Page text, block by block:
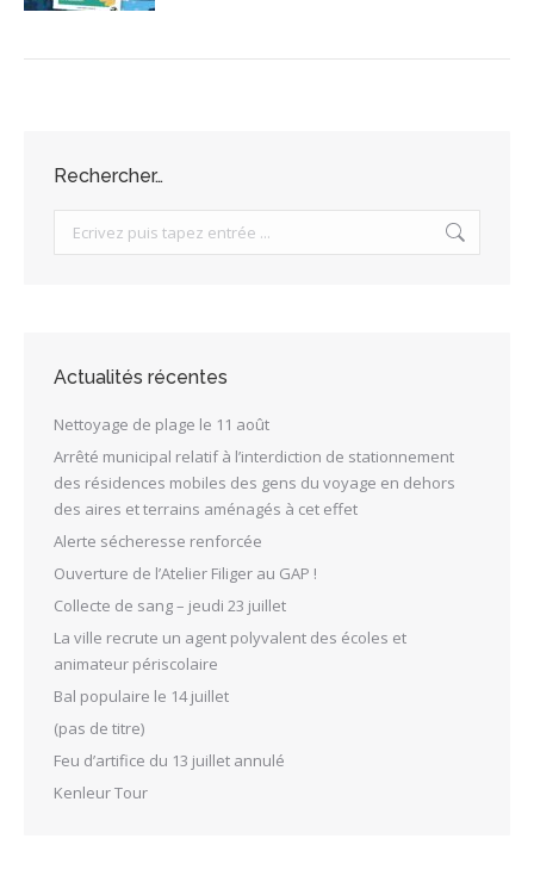
Rechercher…
Search:
Actualités récentes
Nettoyage de plage le 11 août
Arrêté municipal relatif à l’interdiction de stationnement
des résidences mobiles des gens du voyage en dehors
des aires et terrains aménagés à cet effet
Alerte sécheresse renforcée
Ouverture de l’Atelier Filiger au GAP !
Collecte de sang – jeudi 23 juillet
La ville recrute un agent polyvalent des écoles et
animateur périscolaire
Bal populaire le 14 juillet
(pas de titre)
Feu d’artifice du 13 juillet annulé
Kenleur Tour